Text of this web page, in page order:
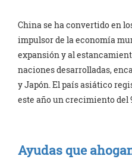
China se ha convertido en
impulsor de la economía
expansión y al
naciones desarrolladas,
y Japón. El país asiático
este año un crecimiento del
Ayudas que